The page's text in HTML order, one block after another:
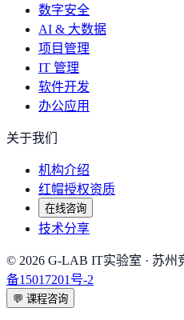
数字安全
AI & 大数据
项目管理
IT 管理
软件开发
办公应用
关于我们
机构介绍
红帽授权资质
在线咨询
技术分享
© 2026 G-LAB IT实验室 · 苏州
备15017201号-2
💬 课程咨询